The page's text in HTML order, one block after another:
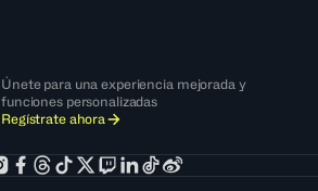
Únete para una experiencia mejorada y
funciones personalizadas
Regístrate ahora